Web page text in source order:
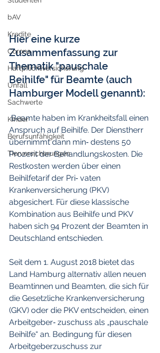
bAV
Kredite
Corona
Haftpflichtversicherung
Unfall
Sachwerte
Kinder
Berufsunfähigkeit
Tierversicherungen
Hier eine kurze
Zusammenfassung zur
Thematik "pauschale
Beihilfe" für Beamte (auch
Hamburger Modell genannt):
Beamte haben im Krankheitsfall einen
Anspruch auf Beihilfe. Der Dienstherr
übernimmt dann min‐ destens 50
Prozent der Behandlungskosten. Die
Restkosten werden über einen
Beihilfetarif der Pri‐ vaten
Krankenversicherung (PKV)
abgesichert. Für diese klassische
Kombination aus Beihilfe und PKV
haben sich 94 Prozent der Beamten in
Deutschland entschieden.
Seit dem 1. August 2018 bietet das
Land Hamburg alternativ allen neuen
Beamtinnen und Beamten, die sich für
die Gesetzliche Krankenversicherung
(GKV) oder die PKV entscheiden, einen
Arbeitgeber‐ zuschuss als „pauschale
Beihilfe“ an. Bedingung für diesen
Arbeitgeberzuschuss zur